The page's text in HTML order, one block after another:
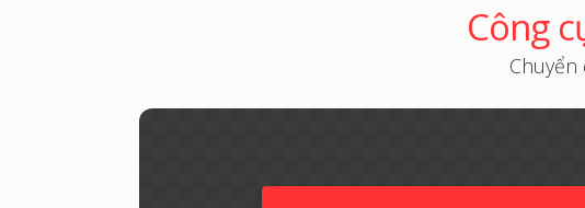
Công